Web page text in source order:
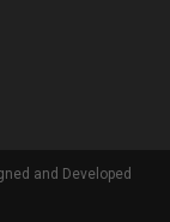
and Developed